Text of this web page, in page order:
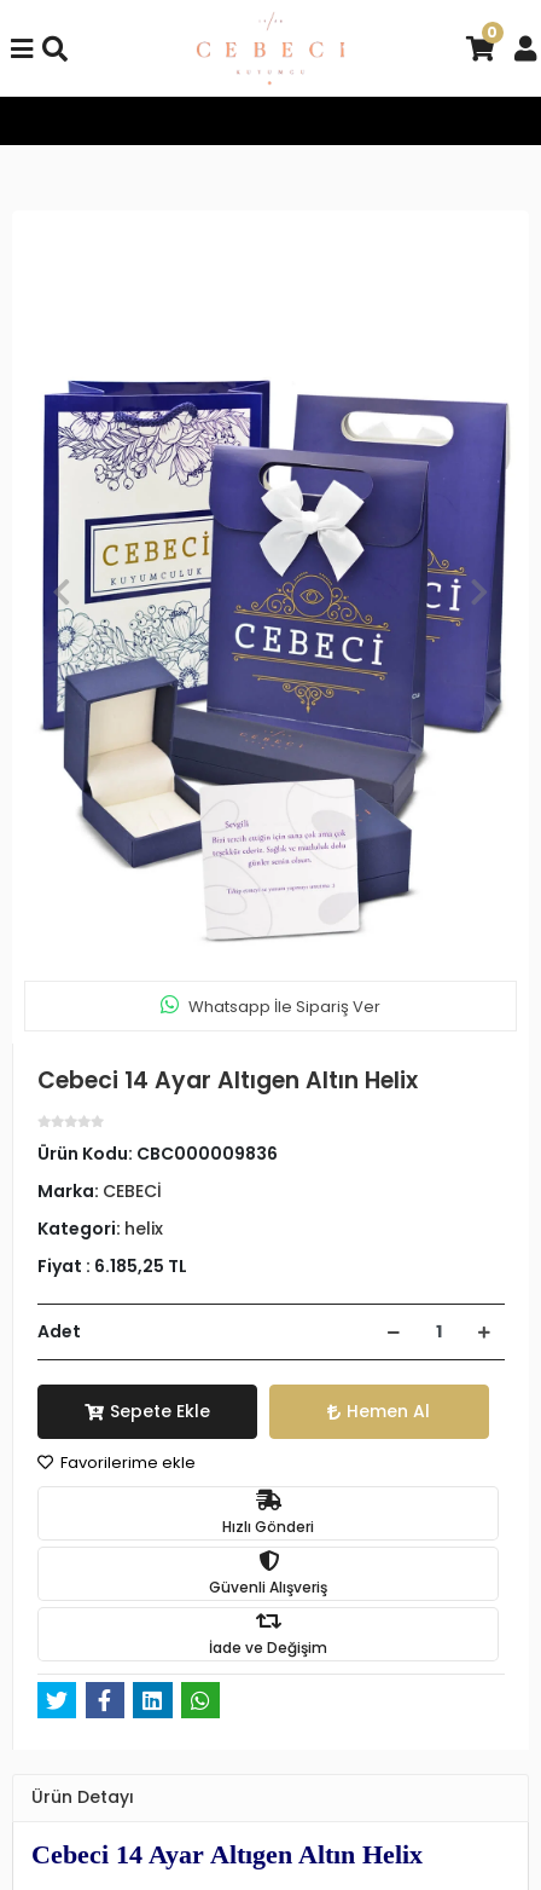
0
Whatsapp İle Sipariş Ver
Cebeci 14 Ayar Altıgen Altın Helix
Ürün Kodu: CBC000009836
Marka: CEBECİ
Kategori: helix
Fiyat : 6.185,25 TL
Adet
Sepete Ekle Hemen Al
Favorilerime ekle
Hızlı Gönderi
Güvenli Alışveriş
İade ve Değişim
Ürün Detayı
Cebeci 14 Ayar Altıgen Altın Helix